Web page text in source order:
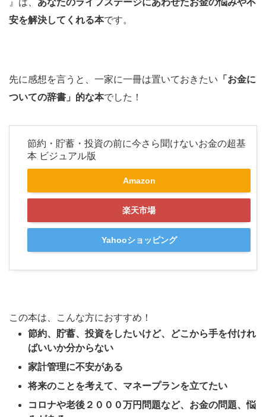
』は、 あなたのライフステージにあわせたお金の悩みや不
安を解決してくれる本です。
先に感想を言うと、一家に一冊は置いておきたい 「お金に
ついての辞書」的な本でした！
節約・貯蓄・投資の前に今さら聞けないお金の超基
本 ビジュアル版
Amazon
楽天市場
Yahooショッピング
この本は、こんな方におすすめ！
節約、貯蓄、投資をしたいけど、どこから手を付けれ
ばいいか分からない
家計管理に不安がある
将来のことを考えて、マネープランを立てたい
コロナや老後２０００万円問題など、お金の問題、悩